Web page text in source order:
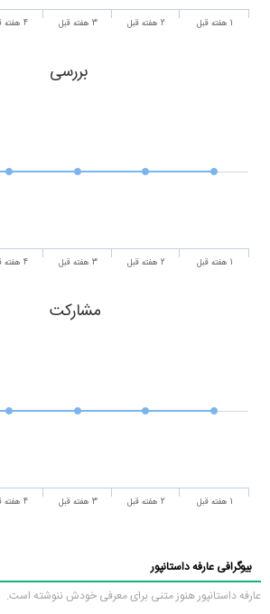
4 هفته قبل 3 هفته قبل 2 هفته قبل 1 هفته قبل
4 هفته قبل 3 هفته قبل 2 هفته قبل 1 هفته قبل
بررسی
4 هفته قبل 3 هفته قبل 2 هفته قبل 1 هفته قبل
مشارکت
بیوگرافی عارفه داستانپور
عارفه داستانپور هنوز متنی برای معرفی خودش ننوشته است.